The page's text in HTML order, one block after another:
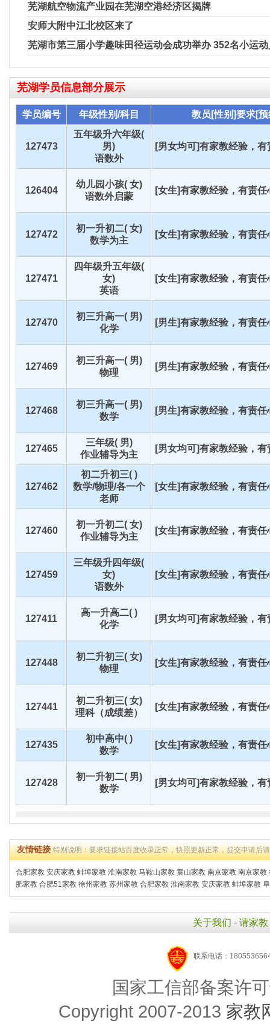
芜湖航空物流产业园在芜湖空港经济区揭牌
安师大附中江北校区来了
芜湖市第三届小学趣味田径运动会成功举办 352名小运
芜湖学员信息部分展示
学员编号 年级性别/科目 教员[性别]要求[
127473
五年级升六年级(
男)
语数外
[男女均可]有家教经验，
126404
幼儿园小孩( 女)
语数外启蒙
[女生]有家教经验，有责任
127472
初一升初二( 女)
数学为主
[女生]有家教经验，有责任
127471
四年级升五年级(
女)
英语
[女生]有家教经验，有责任
127470
初三升高一( 男)
化学
[男生]有家教经验，有责任
127469
初三升高一( 男)
物理
[男生]有家教经验，有责任
127468
初三升高一( 男)
数学
[男生]有家教经验，有责任
127465
三年级( 男)
作业辅导为主
[男女均可]有家教经验，
127462
初二升初三( )
数学/物理/各一个
老师
[女生]有家教经验，有责任
127460
初一升初二( 女)
作业辅导为主
[女生]有家教经验，有责任
127459
三年级升四年级(
女)
语数外
[女生]有家教经验，有责任
127411
高一升高二( )
化学
[男女均可]有家教经验，
127448
初二升初三( 女)
物理
[女生]有家教经验，有责任
127441
初二升初三( 女)
理科（成绩差）
[女生]有家教经验，有责任
127435
初中高中( )
数学
[女生]有家教经验，有责任
127428
初一升初二( 男)
数学
[男女均可]有家教经验，
友情链接特别说明：要求链接站百度收录正常，快照更新正常，提交申请后
合肥家教 安庆家教 蚌埠家教 淮南家教 马鞍山家教 黄山家教 南京家教 南京家教
肥家教 合肥51家教 徐州家教 苏州家教 合肥家教 淮南家教 安庆家教 蚌埠家教
关于我们 - 请家教
联系电话：
国家工信部备案许
Copyright 2007-2013 家教